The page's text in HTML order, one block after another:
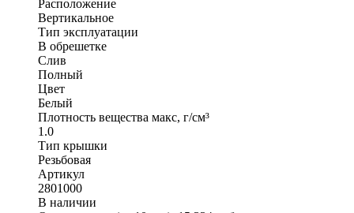
Расположение
Вертикальное
Тип эксплуатации
В обрешетке
Слив
Полный
Цвет
Белый
Плотность вещества макс, г/см³
1.0
Тип крышки
Резьбовая
Артикул
2801000
В наличии